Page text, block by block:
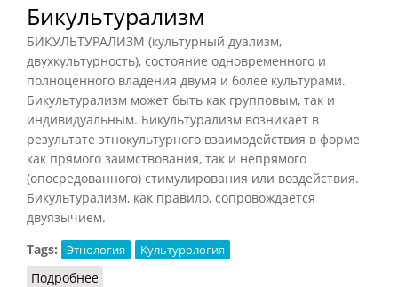
Бикультурализм
БИКУЛЬТУРАЛИЗМ (культурный дуализм,
двухкультурность), состояние одновременного и
полноценного владения двумя и более культурами.
Бикультурализм может быть как групповым, так и
индивидуальным. Бикультурализм возникает в
результате этнокультурного взаимодействия в форме
как прямого заимствования, так и непрямого
(опосредованного) стимулирования или воздействия.
Бикультурализм, как правило, сопровождается
двуязычием.
Tags:
Этнология Культурология
Подробнее